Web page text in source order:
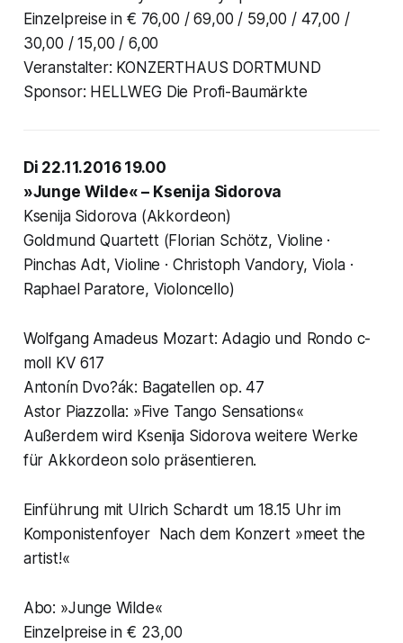
Einzelpreise in € 76,00 / 69,00 / 59,00 / 47,00 /
30,00 / 15,00 / 6,00
Veranstalter: KONZERTHAUS DORTMUND
Sponsor: HELLWEG Die Profi-Baumärkte
Di 22.11.2016 19.00
»Junge Wilde« – Ksenija Sidorova
Ksenija Sidorova (Akkordeon)
Goldmund Quartett (Florian Schötz, Violine ·
Pinchas Adt, Violine · Christoph Vandory, Viola ·
Raphael Paratore, Violoncello)
Wolfgang Amadeus Mozart: Adagio und Rondo c-
moll KV 617
Antonín Dvo?ák: Bagatellen op. 47
Astor Piazzolla: »Five Tango Sensations«
Außerdem wird Ksenija Sidorova weitere Werke
für Akkordeon solo präsentieren.
Einführung mit Ulrich Schardt um 18.15 Uhr im
Komponistenfoyer Nach dem Konzert »meet the
artist!«
Abo: »Junge Wilde«
Einzelpreise in € 23,00